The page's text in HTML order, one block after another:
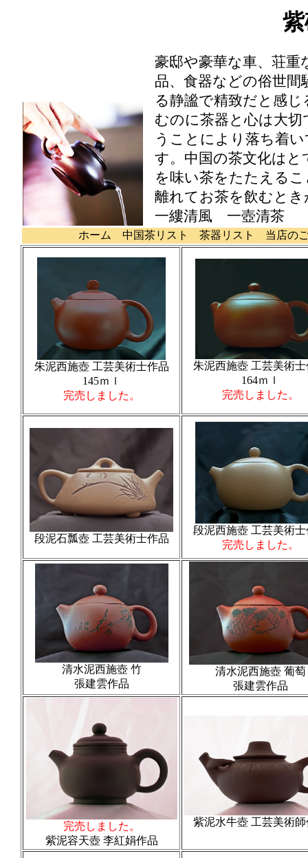
豪邸や豪華な車、荘
品、食器などの俗世
る静謐で精致だと感
むのに茶器と心は大
うことにより落ち着
す。中国の茶文化はと
を味い茶をたたえる
離れてお茶を飲むと
一縷清風 一壺清
ホーム 中国茶リスト 茶器リスト 当店の
朱泥西施壺 工芸美術士作品
145ｍｌ
完売しました。
朱泥西施壺 工芸美術
164ｍｌ
完売しました。
段泥石瓢壺 工芸美術士作品
段泥西施壺 工芸美術
完売しました。
清水泥西施壺 竹
張建雲作品
清水泥西施壺 葡萄
張建雲作品
完売しました。
紫泥容天壺 李紅娟作品
紫泥水牛壺 工芸美術